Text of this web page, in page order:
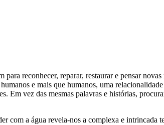
reconhecer, reparar, restaurar e pensar
e mais que humanos, uma
Em vez das mesmas palavras e histórias,
a água revela-nos a complexa e intrincada